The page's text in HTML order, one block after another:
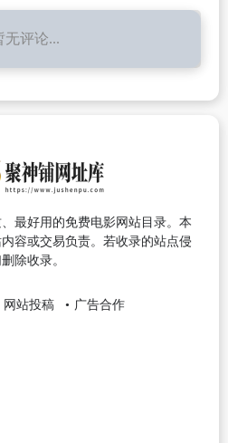
无评论...
最好用的免费电影网站目录。本
容或交易负责。若收录的站点侵
除收录。
网站投稿 广告合作